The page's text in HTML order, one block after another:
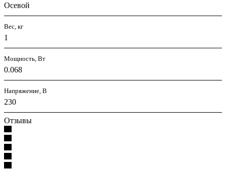
Осевой
Вес, кг
1
Мощность, Вт
0.068
Напряжение, В
230
Отзывы